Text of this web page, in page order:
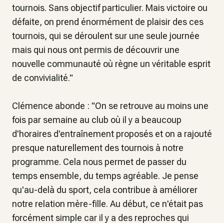
tournois. Sans objectif particulier. Mais victoire ou
défaite, on prend énormément de plaisir des ces
tournois, qui se déroulent sur une seule journée
mais qui nous ont permis de découvrir une
nouvelle communauté où règne un véritable esprit
de convivialité."
Clémence abonde : "On se retrouve au moins une
fois par semaine au club où il y a beaucoup
d'horaires d'entraînement proposés et on a rajouté
presque naturellement des tournois à notre
programme. Cela nous permet de passer du
temps ensemble, du temps agréable. Je pense
qu'au-delà du sport, cela contribue à améliorer
notre relation mère-fille. Au début, ce n'était pas
forcément simple car il y a des reproches qui